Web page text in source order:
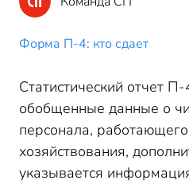
Форма П-4: кто сдает
Статистический отчет
обобщенные данные о
персонала, работающего
хозяйствования,
указывается